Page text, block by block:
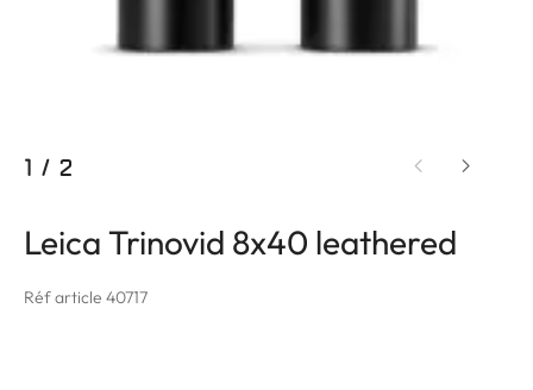
1 / 2
Leica Trinovid 8x40 leathered
Réf article 40717